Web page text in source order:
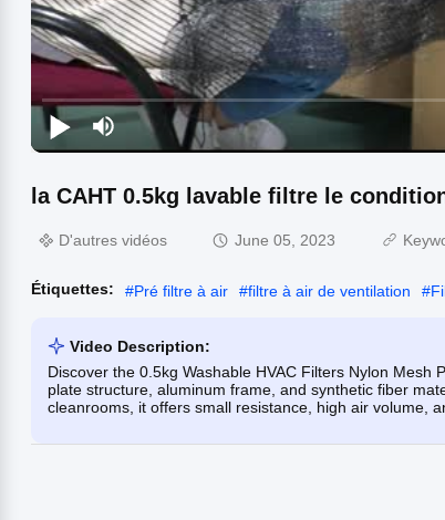
la CAHT 0.5kg lavable filtre le
D'autres vidéos June 05, 2023
Étiquettes: #Pré filtre à air #filtre à air de ventilation #
Video Description:
Discover the 0.5kg Washable HVAC Filters Nylon
plate structure, aluminum frame, and synthetic fiber
cleanrooms, it offers small resistance, high air volume,